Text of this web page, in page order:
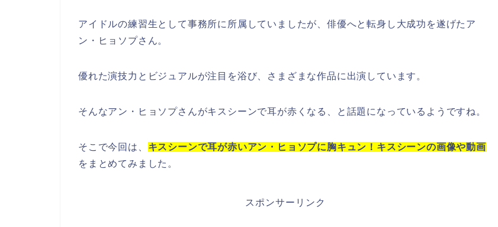
アイドルの練習生として事務所に所属していましたが、俳優へと転身し大成功を遂げたア
ン・ヒョソプさん。
優れた演技力とビジュアルが注目を浴び、さまざまな作品に出演しています。
そんなアン・ヒョソプさんがキスシーンで耳が赤くなる、と話題になっているようですね。
そこで今回は、 キスシーンで耳が赤いアン・ヒョソプに胸キュン！キスシーンの画像や動画
をまとめてみました。
スポンサーリンク